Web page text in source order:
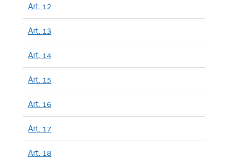
Art. 12
Art. 13
Art. 14
Art. 15
Art. 16
Art. 17
Art. 18